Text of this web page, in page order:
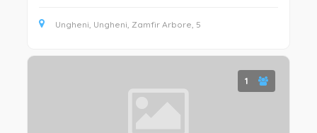
Ungheni, Ungheni, Zamfir Arbore, 5
1